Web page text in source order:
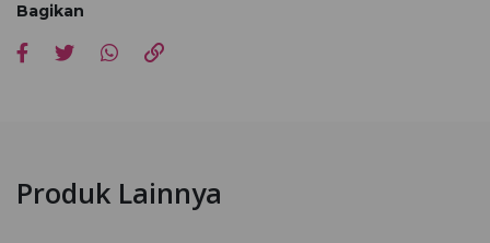
Bagikan
Produk Lainnya